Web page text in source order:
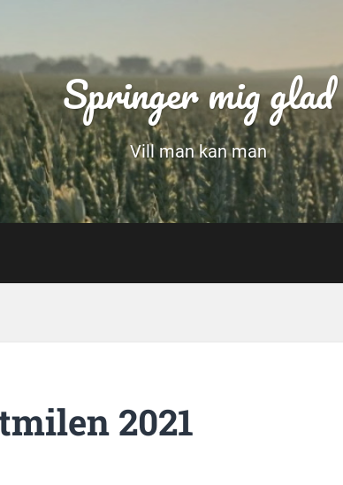
Springer mig glad
Vill man kan man
2021